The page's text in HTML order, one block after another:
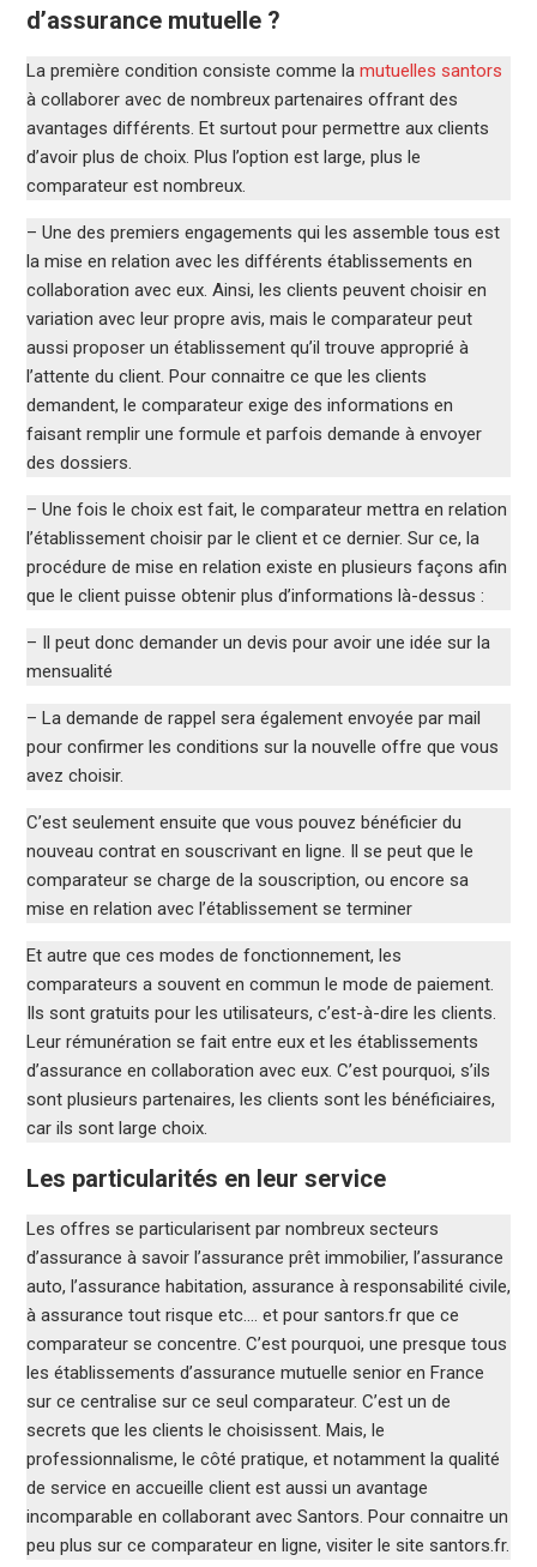
d’assurance mutuelle ?
La première condition consiste comme la mutuelles santors
à collaborer avec de nombreux partenaires offrant des
avantages différents. Et surtout pour permettre aux clients
d’avoir plus de choix. Plus l’option est large, plus le
comparateur est nombreux.
– Une des premiers engagements qui les assemble tous est
la mise en relation avec les différents établissements en
collaboration avec eux. Ainsi, les clients peuvent choisir en
variation avec leur propre avis, mais le comparateur peut
aussi proposer un établissement qu’il trouve approprié à
l’attente du client. Pour connaitre ce que les clients
demandent, le comparateur exige des informations en
faisant remplir une formule et parfois demande à envoyer
des dossiers.
– Une fois le choix est fait, le comparateur mettra en relation
l’établissement choisir par le client et ce dernier. Sur ce, la
procédure de mise en relation existe en plusieurs façons afin
que le client puisse obtenir plus d’informations là-dessus :
– Il peut donc demander un devis pour avoir une idée sur la
mensualité
– La demande de rappel sera également envoyée par mail
pour confirmer les conditions sur la nouvelle offre que vous
avez choisir.
C’est seulement ensuite que vous pouvez bénéficier du
nouveau contrat en souscrivant en ligne. Il se peut que le
comparateur se charge de la souscription, ou encore sa
mise en relation avec l’établissement se terminer
Et autre que ces modes de fonctionnement, les
comparateurs a souvent en commun le mode de paiement.
Ils sont gratuits pour les utilisateurs, c’est-à-dire les clients.
Leur rémunération se fait entre eux et les établissements
d’assurance en collaboration avec eux. C’est pourquoi, s’ils
sont plusieurs partenaires, les clients sont les bénéficiaires,
car ils sont large choix.
Les particularités en leur service
Les offres se particularisent par nombreux secteurs
d’assurance à savoir l’assurance prêt immobilier, l’assurance
auto, l’assurance habitation, assurance à responsabilité civile,
à assurance tout risque etc…. et pour santors.fr que ce
comparateur se concentre. C’est pourquoi, une presque tous
les établissements d’assurance mutuelle senior en France
sur ce centralise sur ce seul comparateur. C’est un de
secrets que les clients le choisissent. Mais, le
professionnalisme, le côté pratique, et notamment la qualité
de service en accueille client est aussi un avantage
incomparable en collaborant avec Santors. Pour connaitre un
peu plus sur ce comparateur en ligne, visiter le site santors.fr.